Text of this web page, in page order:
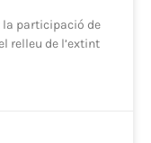
la participació de
relleu de l’extint